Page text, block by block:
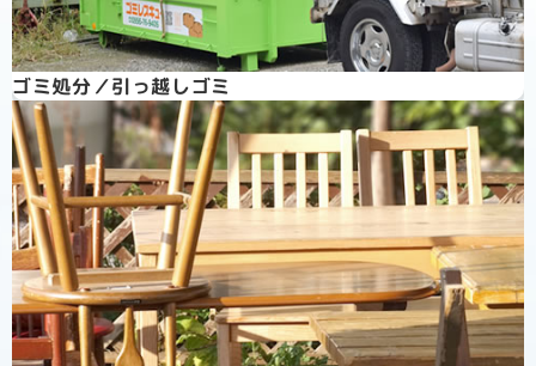
ゴミ処分／引っ越しゴミ